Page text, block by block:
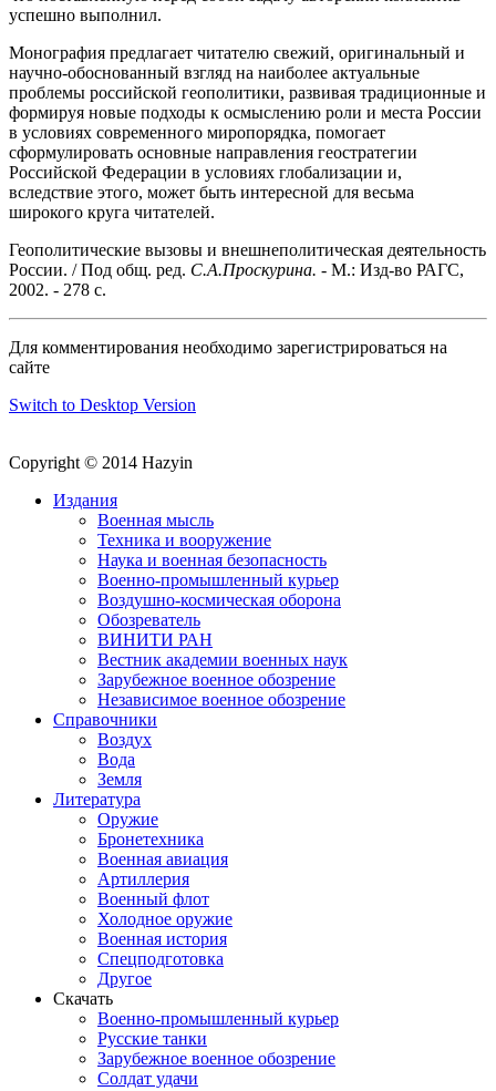
успешно выполнил.
Монография предлагает читателю свежий, оригинальный и
научно-обоснованный взгляд на наиболее актуальные
проблемы российской геополитики, развивая традиционные и
формируя новые подходы к осмыслению роли и места России
в условиях современного миропорядка, помогает
сформулировать основные направления геостратегии
Российской Федерации в условиях глобализации и,
вследствие этого, может быть интересной для весьма
широкого круга читателей.
Геополитические вызовы и внешнеполитическая деятельность
России. / Под общ. ред. С.А.Проскурина. - М.: Изд-во РАГС,
2002. - 278 с.
Для комментирования необходимо зарегистрироваться на
сайте
Switch to Desktop Version
Copyright © 2014 Hazyin
Издания
Военная мысль
Техника и вооружение
Наука и военная безопасность
Военно-промышленный курьер
Воздушно-космическая оборона
Обозреватель
ВИНИТИ РАН
Вестник академии военных наук
Зарубежное военное обозрение
Независимое военное обозрение
Справочники
Воздух
Вода
Земля
Литература
Оружие
Бронетехника
Военная авиация
Артиллерия
Военный флот
Холодное оружие
Военная история
Спецподготовка
Другое
Скачать
Военно-промышленный курьер
Русские танки
Зарубежное военное обозрение
Солдат удачи